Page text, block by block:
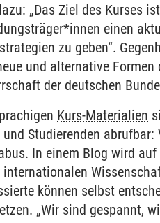
„Das Ziel des Kurses
einen
zu geben“.
und alternative
der deutschen
Kurs-Materialien
Studierenden
In einem Blog wird
können selbst
„Wir sind gespannt,